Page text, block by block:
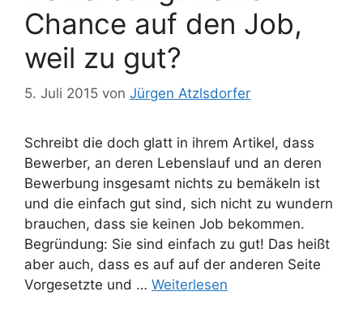
Chance auf den Job,
weil zu gut?
5. Juli 2015 von Jürgen Atzlsdorfer
Schreibt die doch glatt in ihrem Artikel, dass
Bewerber, an deren Lebenslauf und an deren
Bewerbung insgesamt nichts zu bemäkeln ist
und die einfach gut sind, sich nicht zu wundern
brauchen, dass sie keinen Job bekommen.
Begründung: Sie sind einfach zu gut! Das heißt
aber auch, dass es auf auf der anderen Seite
Vorgesetzte und … Weiterlesen